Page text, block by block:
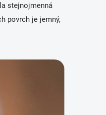
stejnojmenná
povrch je jemný,